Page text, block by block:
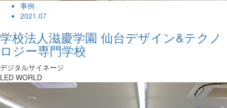
事例
2021.07
学校法人滋慶学園 仙台デザイン&テクノ
ロジー専門学校
デジタルサイネージ
LED WORLD